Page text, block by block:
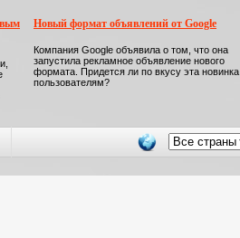
Новый формат объявлений от Google
Компания Google объявила о том, что она
запустила рекламное объявление нового
формата. Придется ли по вкусу эта новинка
пользователям?